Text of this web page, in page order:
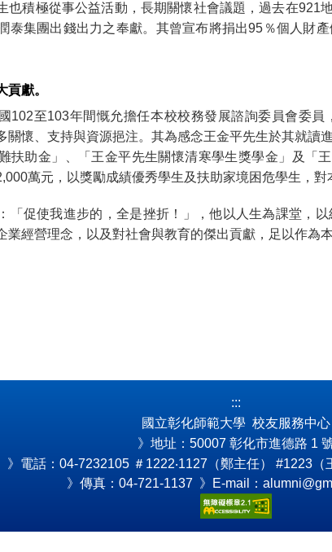
也積極從事公益活動，長期關懷社會議題，過去在921
泰集團出錢出力之奉獻。其曾宣布將捐出95％個人財
獻。
102至103年間慨允擔任本校校務發展諮詢委員會委
關懷、支持與資源挹注。其為感念王金平先生於其就讀
扶助金」、「王金平先生關懷清寒學生獎學金」及「
萬元，以獎勵成績優秀學生及扶助家境困危學生，對
「促使我進步的，全是挫折！」，他以人生為課堂，
業經營理念，以及對社會與教育的傑出貢獻，足以作為
:::
國立彰化師範大學 校友服務中心
》地址：50007 彰化市進德路 1
》電話：04-7232105 ＃1222‧1127（鄭主任） #1223
》傳真：04-721-1137 》E-mail：